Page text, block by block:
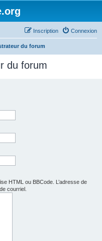
Connexion
Inscription
du forum
du forum
HTML ou BBCode. L’adresse de
courriel.